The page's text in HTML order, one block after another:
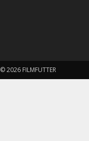
© 2026 FILMFUTTER